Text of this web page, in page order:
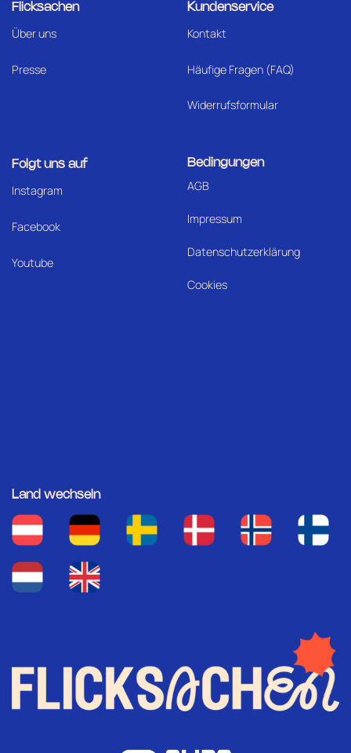
Flicksachen
Über uns
Presse
Kundenservice
Kontakt
Häufige Fragen (FAQ)
Widerrufsformular
Folgt uns auf
Instagram
Facebook
Youtube
Bedingungen
AGB
Impressum
Datenschutzerklärung
Cookies
Land wechseln